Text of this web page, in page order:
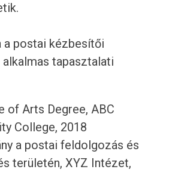
a postai kézbesítői
tapasztalati
of Arts Degree, ABC
College, 2018
a postai feldolgozás és
területén, XYZ Intézet,